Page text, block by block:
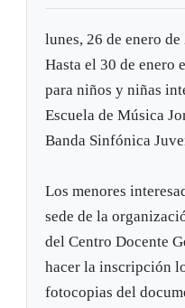
lunes, 26 de enero de
Hasta el 30 de enero
para niños y niñas
Escuela de Música
Banda Sinfónica
Los menores
sede de la
del Centro Docente
hacer la inscripción
fotocopias del